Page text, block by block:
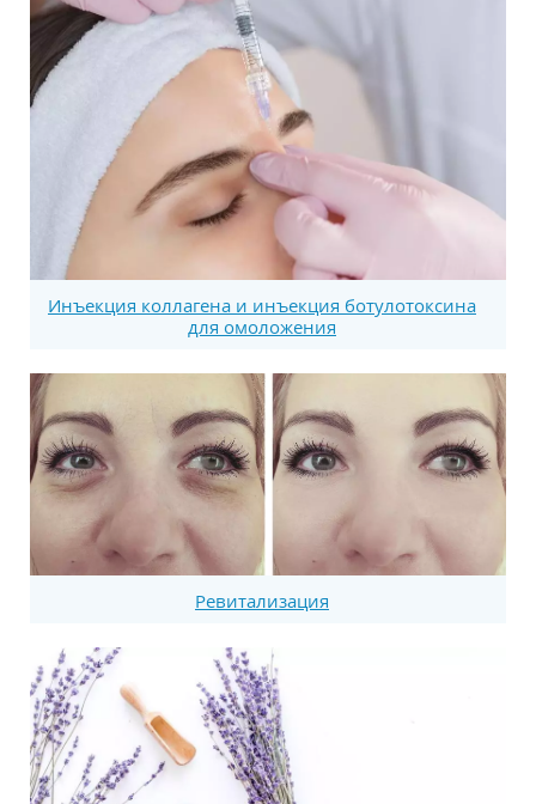
Инъекция коллагена и инъекция ботулотоксина
для омоложения
Ревитализация